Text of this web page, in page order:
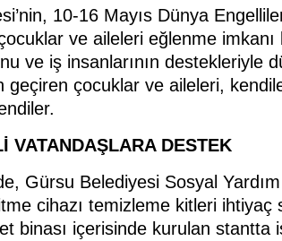
10-16 Mayıs Dünya
ve aileleri eğlenme
ve iş insanlarının destekleriyle
geçiren çocuklar ve aileleri,
VATANDAŞLARA DESTEK
Gürsu Belediyesi Sosyal
cihazı temizleme kitleri ihtiyaç
binası içerisinde kurulan stantta